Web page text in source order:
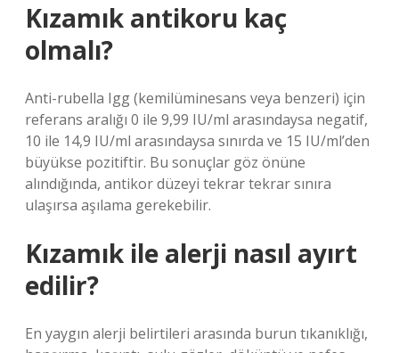
Kızamık antikoru kaç
olmalı?
Anti-rubella Igg (kemilüminesans veya benzeri) için
referans aralığı 0 ile 9,99 IU/ml arasındaysa negatif,
10 ile 14,9 IU/ml arasındaysa sınırda ve 15 IU/ml’den
büyükse pozitiftir. Bu sonuçlar göz önüne
alındığında, antikor düzeyi tekrar tekrar sınıra
ulaşırsa aşılama gerekebilir.
Kızamık ile alerji nasıl ayırt
edilir?
En yaygın alerji belirtileri arasında burun tıkanıklığı,